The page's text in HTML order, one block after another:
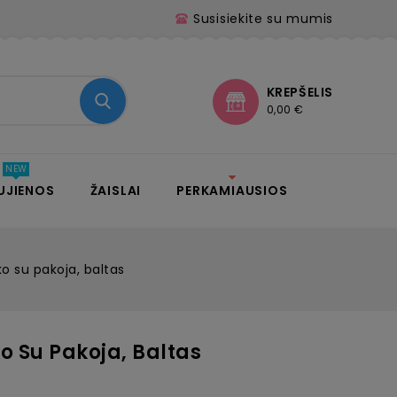
Susisiekite su mumis
KREPŠELIS
0,00 €
ŽAISLAI PERKAMIAUSIOS
su pakoja, baltas
Su Pakoja, Baltas